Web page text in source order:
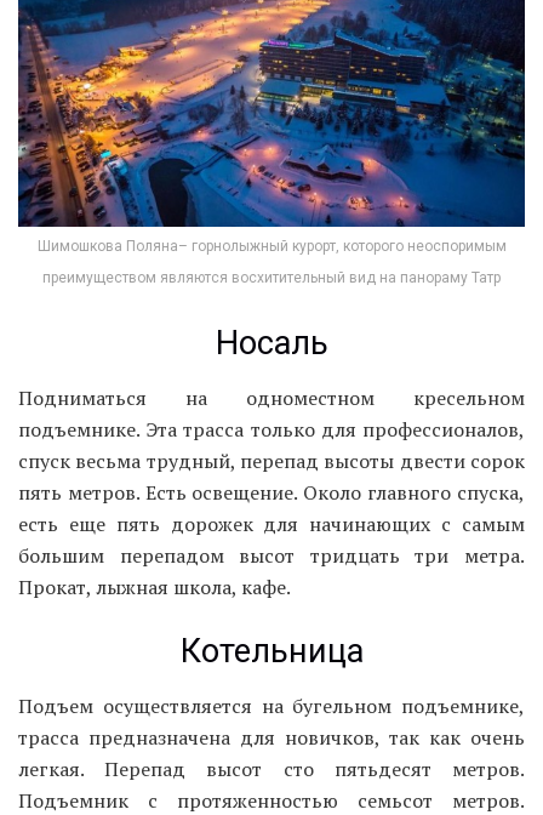
Шимошкова Поляна– горнолыжный курорт, которого неоспоримым
преимуществом являются восхитительный вид на панораму Татр
Носаль
Подниматься на одноместном кресельном
подъемнике. Эта трасса только для профессионалов,
спуск весьма трудный, перепад высоты двести сорок
пять метров. Есть освещение. Около главного спуска,
есть еще пять дорожек для начинающих с самым
большим перепадом высот тридцать три метра.
Прокат, лыжная школа, кафе.
Котельница
Подъем осуществляется на бугельном подъемнике,
трасса предназначена для новичков, так как очень
легкая. Перепад высот сто пятьдесят метров.
Подъемник с протяженностью семьсот метров.